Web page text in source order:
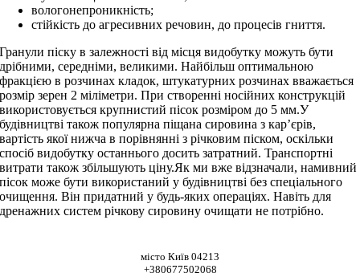
вологонепроникність;
стійкість до агресивних речовин, до процесів гниття.
Гранули піску в залежності від місця видобутку можуть бути
дрібними, середніми, великими.Найбільш оптимальною
фракцією в розчинах кладок, штукатурних розчинах вважається
розмір зерен 2 міліметри. При створенні носійних конструкцій
використовується крупнистий пісок розміром до 5 мм.У
будівництві також популярна піщана сировина з кар’єрів,
вартість якої нижча в порівнянні з річковим піском, оскільки
спосіб видобутку останнього досить затратний. Транспортні
витрати також збільшують ціну.Як ми вже відзначали, намивний
пісок може бути використаний у будівництві без спеціального
очищення. Він придатний у будь-яких операціях. Навіть для
дренажних систем річкову сировину очищати не потрібно.
місто Київ 04213
+380677502068